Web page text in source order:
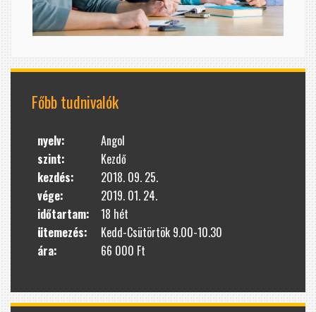
Főbb tudnivalók
nyelv:
Angol
szint:
Kezdő
kezdés:
2018. 09. 25.
vége:
2019. 01. 24.
időtartam:
18 hét
ütemezés:
Kedd-Csütörtök 9.00-10.30
ára:
66 000 Ft